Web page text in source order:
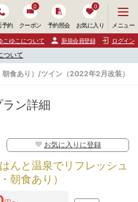
予約 クーポン
0
予約照会 お気に入り
0
ニ
ュ
ー
開
く
メニュー
こゆこについて 新規会員登録 ログイン
ついて
食あり）/ツイン（2022年2月改装）
ン詳細
お気に入りに登録
んと温泉でリフレッシュ
朝食あり）